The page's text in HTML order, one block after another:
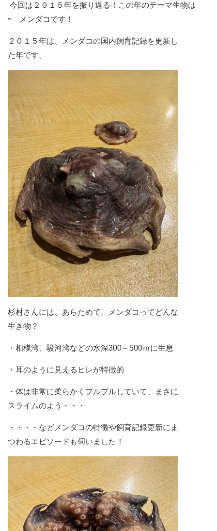
今回は２０１５年を振り返る！ この年のテーマ生物は
⇨
メンダコです！
２０１５年は、メンダコの国内飼育記録を更新し
た年です。
杉村さんには、あらためて、メンダコってどんな
生き物？
・相模湾、駿河湾などの水深300～500ｍに生息
・耳のように見えるヒレが特徴的
・体は非常に柔らかくプルプルしていて、まさに
スライムのよう・・・
・・・・などメンダコの特徴や飼育記録更新にま
つわるエピソードも伺いました！